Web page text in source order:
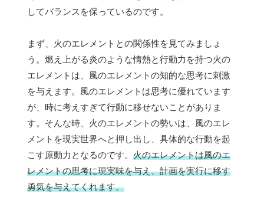
してバランスを保っているのです。
まず、火のエレメントとの関係性を見てみましょ
う。燃え上がる炎のような情熱と行動力を持つ火の
エレメントは、風のエレメントの知的な思考に刺激
を与えます。風のエレメントは思考に優れています
が、時に考えすぎて行動に移せないことがありま
す。そんな時、火のエレメントの勢いは、風のエレ
メントを現実世界へと押し出し、具体的な行動を起
こす原動力となるのです。 火のエレメントは風のエ
レメントの思考に現実味を与え、計画を実行に移す
勇気を与えてくれます。